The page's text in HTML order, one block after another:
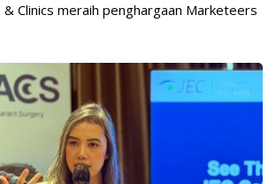
& Clinics meraih penghargaan Marketeers